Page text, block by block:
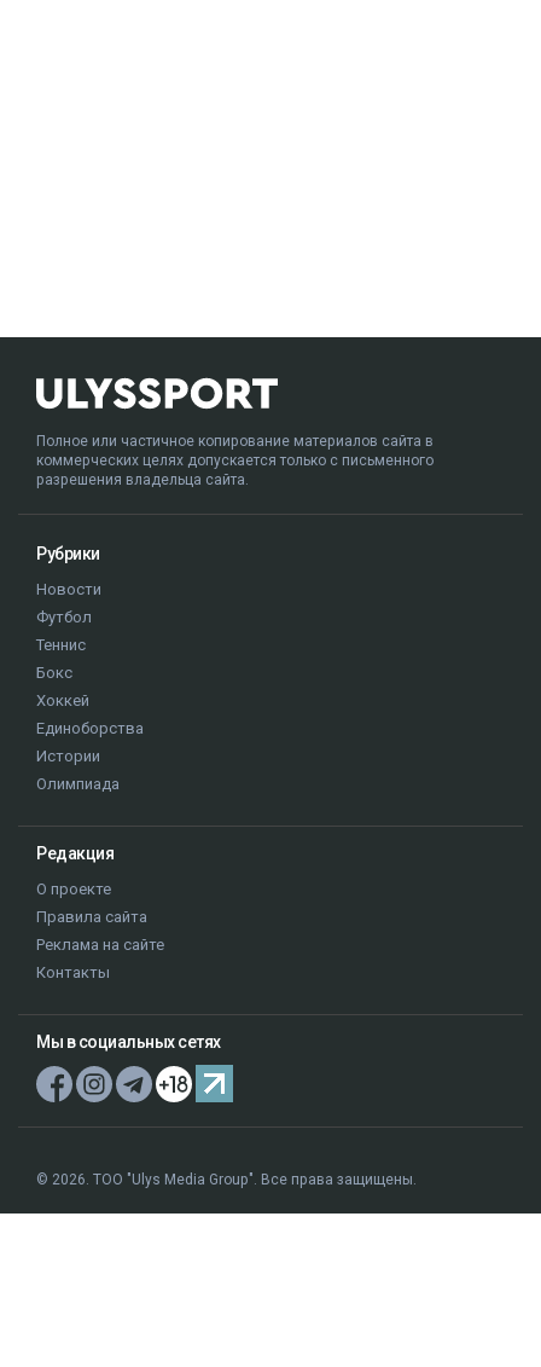
Полное или частичное копирование материалов сайта в
коммерческих целях допускается только с письменного
разрешения владельца сайта.
Рубрики
Новости
Футбол
Теннис
Бокс
Хоккей
Единоборства
Истории
Олимпиада
Редакция
О проекте
Правила сайта
Реклама на сайте
Контакты
Мы в социальных сетях
© 2026. ТОО "Ulys Media Group". Все права защищены.